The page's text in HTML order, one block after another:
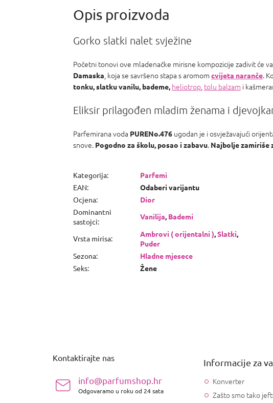
Baccarat R.
540 a Armani
Gorko slatki nalet svježine
Početni tonovi ove mladenačke mirisne kompozicije zadivit će
Damaska, koja se savršeno stapa s aromom cvijeta naranče.
tonku, slatku vanilu, bademe, heliotrop, tolu balzam i
Eliksir prilagođen mladim ženama i
Parfemirana voda PURENo.476 ugodan je i osvježavajući
snove. Pogodno za školu, posao i zabavu. Najbolje zamiriše
Kategorija:
Parfemi
EAN:
Odaberi varijantu
Ocjena:
Dior
Dominantni
sastojci:
Vanilija, Bademi
Vrsta mirisa: Ambrovi ( orijentalni ),Slatki,
Puder
Sezona:
Hladne mjesece
Seks: Žene
Kontaktirajte nas
info@parfumshop.hr
Odgovaramo u roku od 24 sata
Informacije za
Konverter
Zašto smo tako